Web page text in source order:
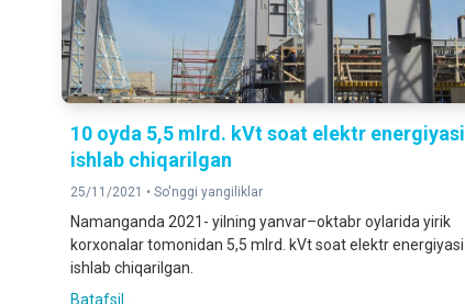
10 oyda 5,5 mlrd. kVt soat elektr energiyasi
ishlab chiqarilgan
25/11/2021 • So'nggi yangiliklar
Namanganda 2021- yilning yanvar–oktabr oylarida yirik
korxonalar tomonidan 5,5 mlrd. kVt soat elektr energiyasi
ishlab chiqarilgan.
Batafsil ...